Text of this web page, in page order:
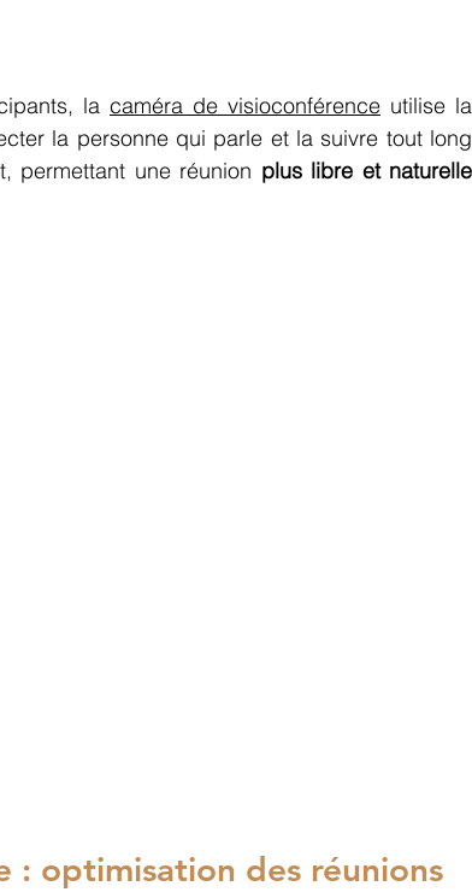
la caméra de visioconférence
la personne qui parle et la suivre tout long
permettant une réunion
: optimisation des réunions